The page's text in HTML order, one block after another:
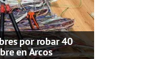
por robar 40
en Arcos